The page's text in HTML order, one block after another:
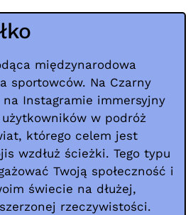
międzynarodowa
sportowców. Na Czarny
na Instagramie immersyjny
w podróż
którego celem jest
wzdłuż ścieżki. Tego typu
Twoją społeczność i
świecie na dłużej,
rzeczywistości.